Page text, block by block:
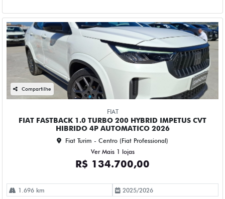
Compartilhe
FIAT
FIAT FASTBACK 1.0 TURBO 200 HYBRID IMPETUS CVT
HIBRIDO 4P AUTOMATICO 2026
Fiat Turim - Centro (Fiat Professional)
Ver Mais 1 lojas
R$ 134.700,00
1.696 km 2025/2026